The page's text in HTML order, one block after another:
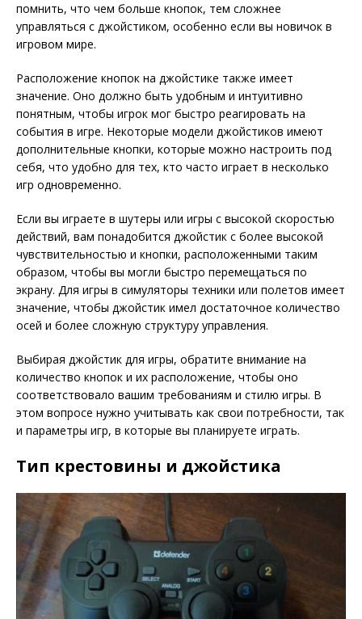
помнить, что чем больше кнопок, тем сложнее
управляться с джойстиком, особенно если вы новичок в
игровом мире.
Расположение кнопок на джойстике также имеет
значение. Оно должно быть удобным и интуитивно
понятным, чтобы игрок мог быстро реагировать на
события в игре. Некоторые модели джойстиков имеют
дополнительные кнопки, которые можно настроить под
себя, что удобно для тех, кто часто играет в несколько
игр одновременно.
Если вы играете в шутеры или игры с высокой скоростью
действий, вам понадобится джойстик с более высокой
чувствительностью и кнопки, расположенными таким
образом, чтобы вы могли быстро перемещаться по
экрану. Для игры в симуляторы техники или полетов имеет
значение, чтобы джойстик имел достаточное количество
осей и более сложную структуру управления.
Выбирая джойстик для игры, обратите внимание на
количество кнопок и их расположение, чтобы оно
соответствовало вашим требованиям и стилю игры. В
этом вопросе нужно учитывать как свои потребности, так
и параметры игр, в которые вы планируете играть.
Тип крестовины и джойстика